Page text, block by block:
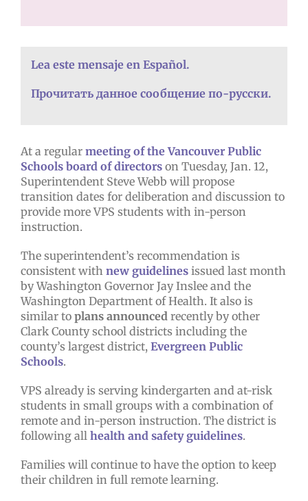
Lea este mensaje en Español.
Прочитать данное сообщение по-русски.
At a regular meeting of the Vancouver Public
Schools board of directors on Tuesday, Jan. 12,
Superintendent Steve Webb will propose
transition dates for deliberation and discussion to
provide more VPS students with in-person
instruction.
The superintendent’s recommendation is
consistent with new guidelines issued last month
by Washington Governor Jay Inslee and the
Washington Department of Health. It also is
similar to plans announced recently by other
Clark County school districts including the
county’s largest district, Evergreen Public
Schools.
VPS already is serving kindergarten and at-risk
students in small groups with a combination of
remote and in-person instruction. The district is
following all health and safety guidelines.
Families will continue to have the option to keep
their children in full remote learning.